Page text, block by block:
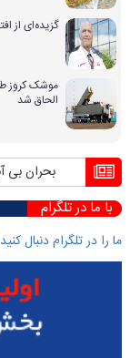
گزیده‌ای از
موشک کروز
الحاق شد
بحران بی
با ما در تلگرام
ما را در تلگرام دنبال کنید